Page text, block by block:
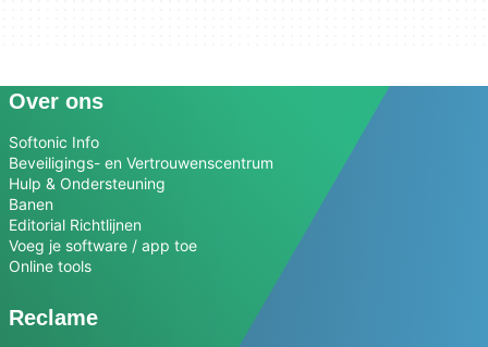
Over ons
Softonic Info
Beveiligings- en Vertrouwenscentrum
Hulp & Ondersteuning
Banen
Editorial Richtlijnen
Voeg je software / app toe
Online tools
Reclame